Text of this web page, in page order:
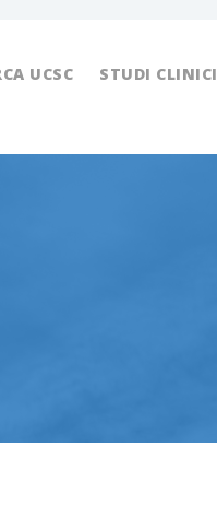
UCSC STUDI CLINICI